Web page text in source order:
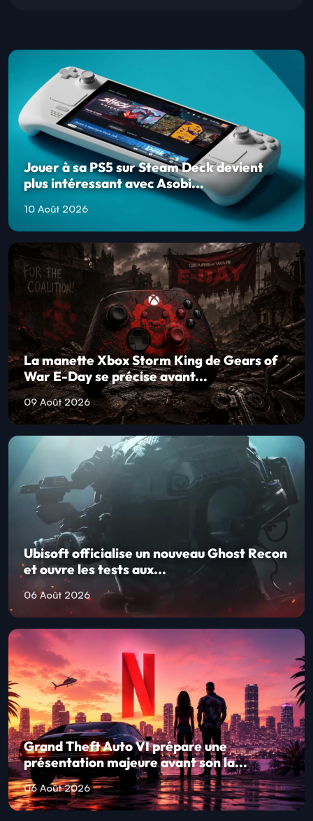
Jouer à sa PS5 sur Steam Deck devient
plus intéressant avec Asobi...
10 Août 2026
La manette Xbox Storm King de Gears of
War E-Day se précise avant...
09 Août 2026
Ubisoft officialise un nouveau Ghost Recon
et ouvre les tests aux...
06 Août 2026
Grand Theft Auto VI prépare une
présentation majeure avant son la...
06 Août 2026